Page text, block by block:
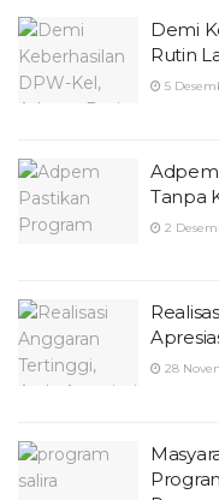
Demi
Rutin
5
Adpem
Tanpa
2
28